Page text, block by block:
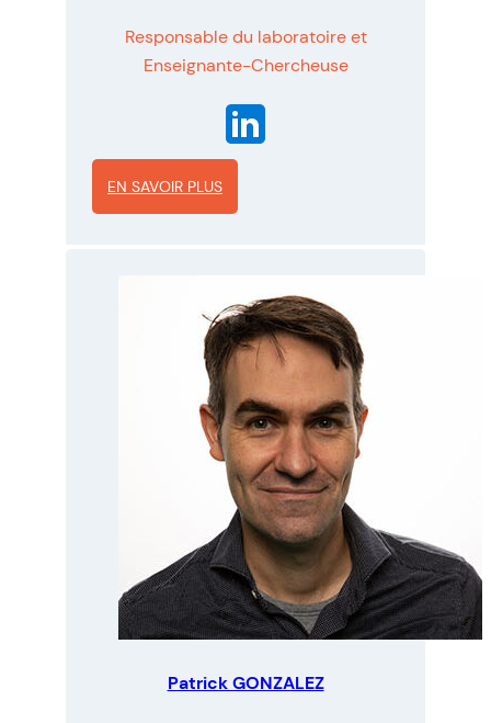
Responsable du laboratoire et
Enseignante-Chercheuse
EN SAVOIR PLUS
Patrick GONZALEZ